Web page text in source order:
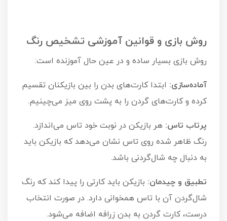
روش بازی و قوانین آموزشی تشخیص رنگ
روش بازی بسیار ساده و در عین حال آموزنده است:
آماده‌سازی: ابتدا کارت‌های بدن را بین بازیکنان تقسیم
کرده و کارت‌های گردن را به پشت روی میز می‌چینیم.
پرتاب تاس: هر بازیکن در نوبت خود تاس می‌اندازد.
رنگ ظاهر شده روی تاس نشان می‌دهد که بازیکن باید
به دنبال چه شال‌گردنی باشد.
تطبیق و چیدمان: بازیکن باید کارتی را پیدا کند که رنگ
شال‌گردن آن با تاس همخوانی دارد. در صورت انتخاب
درست، کارت گردن به بدن زرافه اضافه می‌شود.